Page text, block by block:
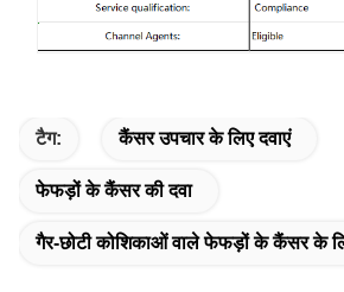
टैग: कैंसर उपचार के लिए दवाएं
फेफड़ों के कैंसर की दवा
गैर-छोटी कोशिकाओं वाले फेफड़ों के कैंसर के